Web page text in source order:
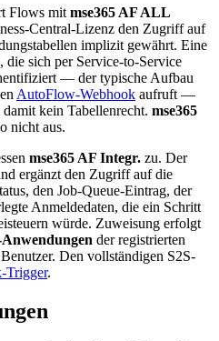
Flows mit mse365 AF ALL
Central-Lizenz den Zugriff auf
implizit gewährt. Eine
, die sich per Service-to-Service
— der typische Aufbau
AutoFlow-Webhook aufruft —
kein Tabellenrecht. mse365
nicht aus.
mse365 AF Integr. zu. Der
ergänzt den Zugriff auf die
den Job-Queue-Eintrag, der
Anmeldedaten, die ein Schritt
würde. Zuweisung erfolgt
der registrierten
Den vollständigen S2S-
Trigger.